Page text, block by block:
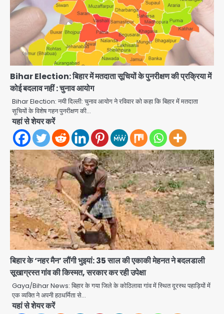
Bihar Election: बिहार में मतदाता सूचियों के पुनरीक्षण की प्रक्रिया में
कोई बदलाव नहीं : चुनाव आयोग
Bihar Election: नयी दिल्ली: चुनाव आयोग ने रविवार को कहा कि बिहार में मतदाता
सूचियों के विशेष गहन पुनरीक्षण की…
यहां से शेयर करें
बिहार के ‘नहर मैन’ लौंगी भुइयां: 35 साल की एकाकी मेहनत ने बदलडाली
सूखाग्रस्त गांव की किस्मत, सरकार कर रही उपेक्षा
Gaya/Bihar News: बिहार के गया जिले के कोठिलावा गांव में स्थित दूरस्थ पहाड़ियों में
एक व्यक्ति ने अपनी हठधर्मिता से…
यहां से शेयर करें
2
अब पहला स्थान हासिल करना लक्ष्य: डीएम
Team JHJ
3
फरार आरोपी
Team JHJ
4
डबल मर्डर का मुख्य साजिशकर्ता क्राइम ब्रांच
के हत्थे
Team JHJ
रोहित चौधरी गैंग का कुख्यात बदमाश राजस्थान